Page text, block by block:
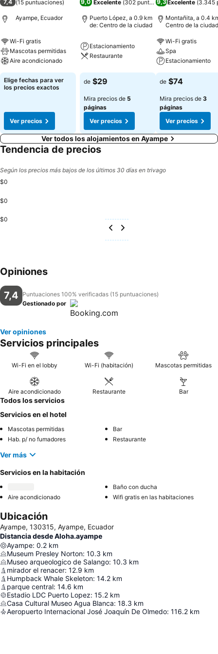
7,4 (15 puntuaciones)
Ayampe, Ecuador
Wi-Fi gratis
Mascotas permitidas
Aire acondicionado
Elige fechas para ver
los precios exactos
Ver precios
9,0 Excelente (302 puntuaciones)
Puerto López, a 0.9 km
de: Centro de la ciudad
Estacionamiento
Restaurante
de $29
Mira precios de 5
páginas
Ver precios
9,3Excelente (3.345
Montañita, a 0.4
Centro de la ciudad
Wi-Fi gratis
Spa
Estacionamiento
de $74
Mira precios de 3
páginas
Ver precios
Ver todos los alojamientos en Ayampe
Tendencia de precios
Según los precios más bajos de los últimos 30 días en trivago
$0
$0
$0
Opiniones
7,4
Puntuaciones 100% verificadas (15 puntuaciones)
Gestionado por
Ver opiniones
Servicios principales
Wi-Fi en el lobby Wi-Fi (habitación) Mascotas permitidas
Aire acondicionado Restaurante Bar
Todos los servicios
Servicios en el hotel
Mascotas permitidas
Bar
Hab. p/ no fumadores
Restaurante
Ver más
Servicios en la habitación
Baño con ducha
Aire acondicionado
Wifi gratis en las habitaciones
Ubicación
Ayampe, 130315, Ayampe, Ecuador
Distancia desde Aloha.ayampe
Ayampe: 0.2 km
Museum Presley Norton: 10.3 km
Museo arqueologico de Salango: 10.3 km
mirador el renacer: 12.9 km
Humpback Whale Skeleton: 14.2 km
parque central: 14.6 km
Estadio LDC Puerto Lopez: 15.2 km
Casa Cultural Museo Agua Blanca: 18.3 km
Aeropuerto Internacional José Joaquín De Olmedo: 116.2 km